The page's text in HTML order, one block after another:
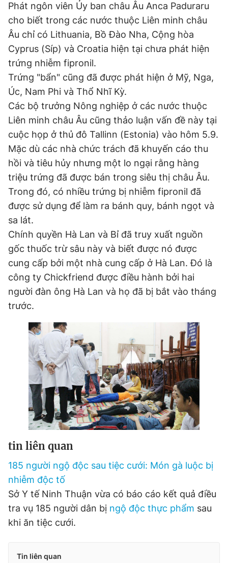
Phát ngôn viên Ủy ban châu Âu Anca Paduraru
cho biết trong các nước thuộc Liên minh châu
Âu chỉ có Lithuania, Bồ Đào Nha, Cộng hòa
Cyprus (Síp) và Croatia hiện tại chưa phát hiện
trứng nhiễm fipronil.
Trứng "bẩn" cũng đã được phát hiện ở Mỹ, Nga,
Úc, Nam Phi và Thổ Nhĩ Kỳ.
Các bộ trưởng Nông nghiệp ở các nước thuộc
Liên minh châu Âu cũng thảo luận vấn đề này tại
cuộc họp ở thủ đô Tallinn (Estonia) vào hôm 5.9.
Mặc dù các nhà chức trách đã khuyến cáo thu
hồi và tiêu hủy nhưng một lo ngại rằng hàng
triệu trứng đã được bán trong siêu thị châu Âu.
Trong đó, có nhiều trứng bị nhiễm fipronil đã
được sử dụng để làm ra bánh quy, bánh ngọt và
sa lát.
Chính quyền Hà Lan và Bỉ đã truy xuất nguồn
gốc thuốc trừ sâu này và biết được nó được
cung cấp bởi một nhà cung cấp ở Hà Lan. Đó là
công ty Chickfriend được điều hành bởi hai
người đàn ông Hà Lan và họ đã bị bắt vào tháng
trước.
tin liên quan
185 người ngộ độc sau tiệc cưới: Món gà luộc bị
nhiễm độc tố
Sở Y tế Ninh Thuận vừa có báo cáo kết quả điều
tra vụ 185 người dân bị ngộ độc thực phẩm sau
khi ăn tiệc cưới.
Tin liên quan